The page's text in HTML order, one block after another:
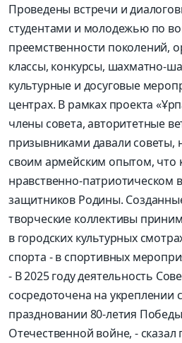
Проведены встречи и
студентами и молодежью по
преемственности поколений,
классы, конкурсы, шахматно-
культурные и досуговые
центрах. В рамках проекта
члены совета, авторитетные
призывниками давали советы,
своим армейским опытом, что
нравственно-патриотическом
защитников Родины.
творческие коллективы
в городских культурных
спорта - в спортивных
- В 2025 году деятельность
сосредоточена на укреплении
праздновании 80-летия
Отечественной войне, - сказал